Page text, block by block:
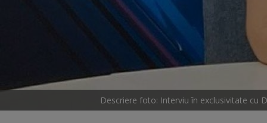
Descriere foto: Interviu în exclusivitate cu